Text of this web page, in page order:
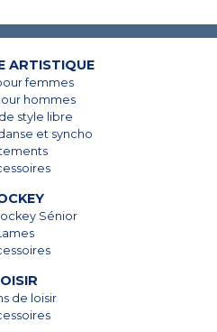
Taschereau
Qc
1A4
5442
ARTISTIQUE
femmes
hommes
style libre
et syncho
Sénior
de loisir
Taschereau
Qc
1A4
5442